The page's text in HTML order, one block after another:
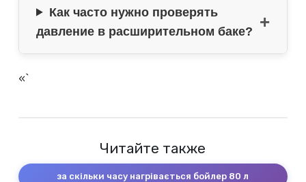
Как часто нужно проверять
давление в расширительном баке?
«`
Читайте также
за скільки часу нагрівається бойлер 80 л